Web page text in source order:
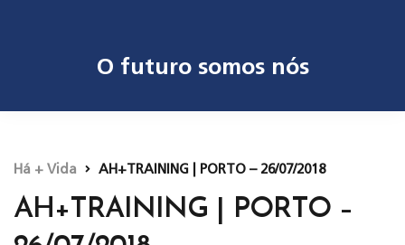
O futuro somos nós
Há + Vida AH+TRAINING | PORTO – 26/07/2018
AH+TRAINING | PORTO –